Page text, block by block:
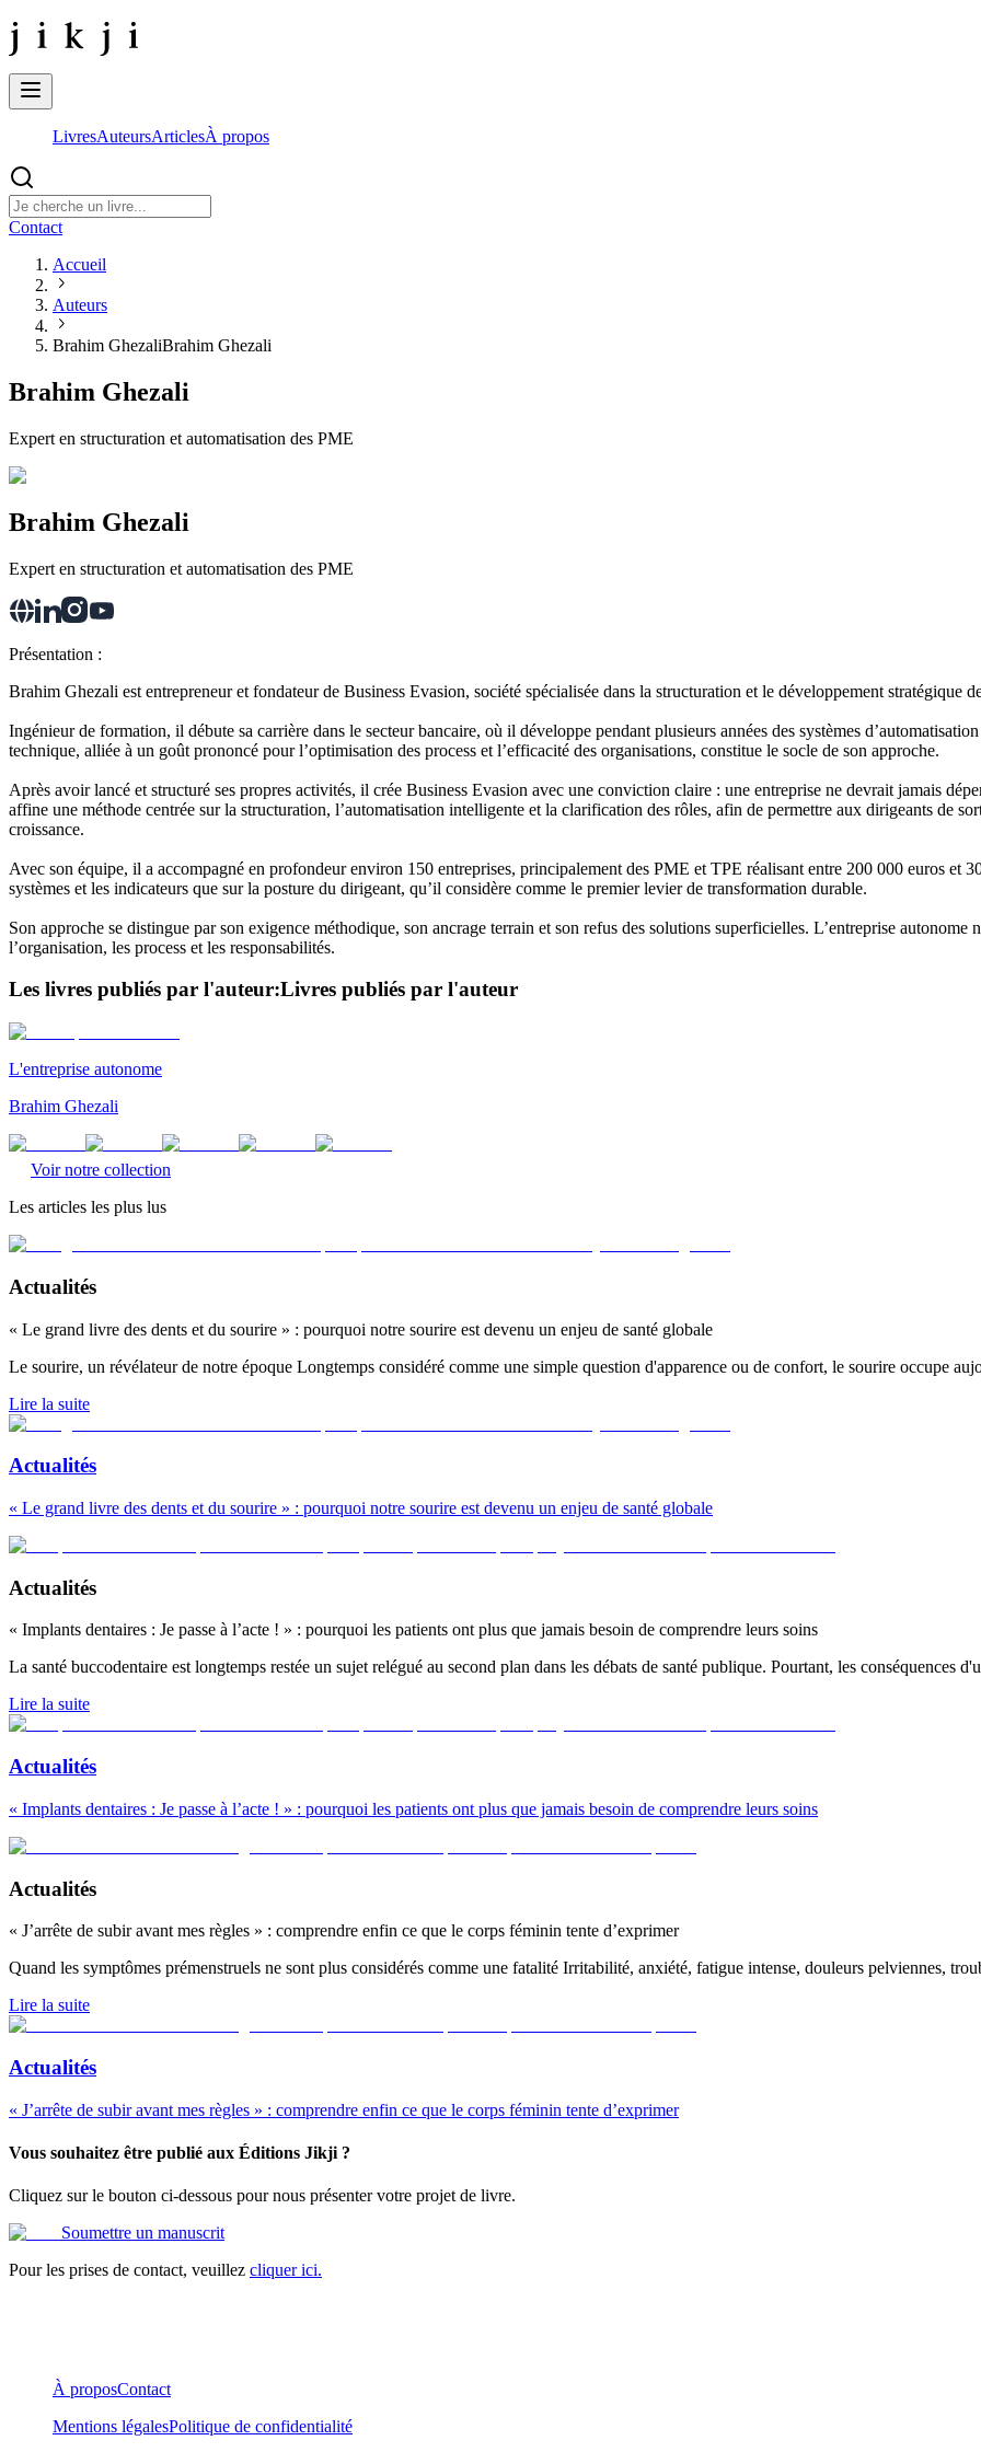
LivresAuteursArticlesÀ propos
Contact
Accueil
Auteurs
Brahim GhezaliBrahim Ghezali
Brahim Ghezali
Expert en structuration et automatisation des PME
Brahim Ghezali
Expert en structuration et automatisation des PME
Présentation :
Brahim Ghezali est entrepreneur et fondateur de Business Evasion, société spécialisée dans la structuration et le développement stratégique
Ingénieur de formation, il débute sa carrière dans le secteur bancaire, où il développe pendant plusieurs années des systèmes
technique, alliée à un goût prononcé pour l’optimisation des process et l’efficacité des organisations, constitue le socle de son approche.
Après avoir lancé et structuré ses propres activités, il crée Business Evasion avec une conviction claire : une entreprise ne devrait jamais
affine une méthode centrée sur la structuration, l’automatisation intelligente et la clarification des rôles, afin de permettre aux dirigeants de
croissance.
Avec son équipe, il a accompagné en profondeur environ 150 entreprises, principalement des PME et TPE réalisant entre 200 000 euros et
systèmes et les indicateurs que sur la posture du dirigeant, qu’il considère comme le premier levier de transformation durable.
Son approche se distingue par son exigence méthodique, son ancrage terrain et son refus des solutions superficielles. L’entreprise
l’organisation, les process et les responsabilités.
Les livres publiés par l'auteur:Livres publiés par l'auteur
L'entreprise autonome
Brahim Ghezali
Voir notre collection
Les articles les plus lus
Actualités
« Le grand livre des dents et du sourire » : pourquoi notre sourire est devenu un enjeu de santé globale
Le sourire, un révélateur de notre époque Longtemps considéré comme une simple question d'apparence ou de confort, le sourire occupe
Lire la suite
Actualités
« Le grand livre des dents et du sourire » : pourquoi notre sourire est devenu un enjeu de santé globale
Actualités
« Implants dentaires : Je passe à l’acte ! » : pourquoi les patients ont plus que jamais besoin de comprendre leurs soins
La santé buccodentaire est longtemps restée un sujet relégué au second plan dans les débats de santé publique. Pourtant, les conséquences
Lire la suite
Actualités
« Implants dentaires : Je passe à l’acte ! » : pourquoi les patients ont plus que jamais besoin de comprendre leurs soins
Actualités
« J’arrête de subir avant mes règles » : comprendre enfin ce que le corps féminin tente d’exprimer
Quand les symptômes prémenstruels ne sont plus considérés comme une fatalité Irritabilité, anxiété, fatigue intense, douleurs pelviennes,
Lire la suite
Actualités
« J’arrête de subir avant mes règles » : comprendre enfin ce que le corps féminin tente d’exprimer
Vous souhaitez être publié aux Éditions Jikji ?
Cliquez sur le bouton ci-dessous pour nous présenter votre projet de livre.
Soumettre un manuscrit
Pour les prises de contact, veuillez cliquer ici.
À proposContact
Mentions légalesPolitique de confidentialité